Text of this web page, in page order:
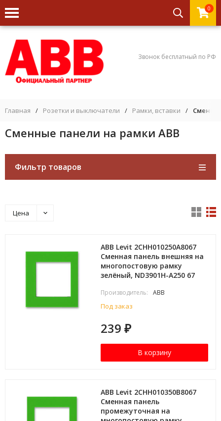
0
Звонок бесплатный по РФ
Главная / Розетки и выключатели / Рамки, вставки /
Сменные панели на рамки ABB
Фильтр товаров
Цена
ABB Levit 2CHH010250A8067
Сменная панель внешняя на
многопостовую рамку
зелёный, ND3901H-A250 67
Производитель: ABB
Под заказ
239₽
В корзину
ABB Levit 2CHH010350B8067
Сменная панель
промежуточная на